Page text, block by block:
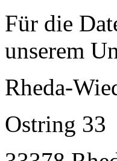
Für die
unserem
Rheda-
Ostring 33